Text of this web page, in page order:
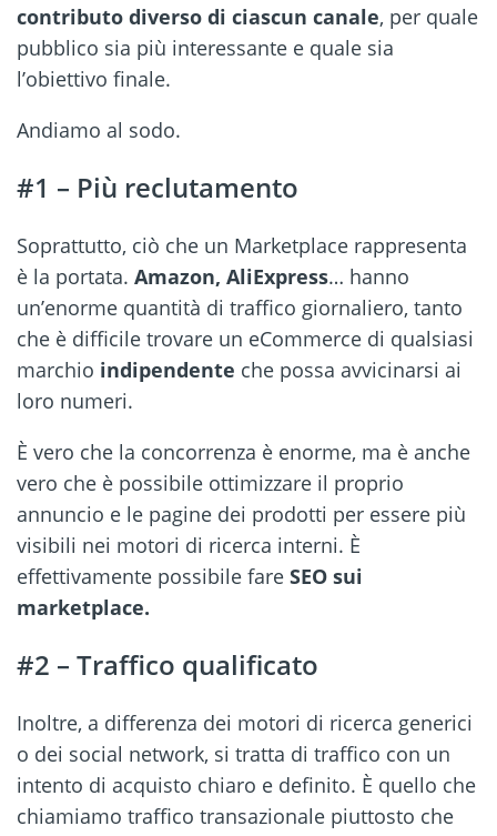
contributo diverso di ciascun canale, per quale
pubblico sia più interessante e quale sia
l’obiettivo finale.
Andiamo al sodo.
#1 – Più reclutamento
Soprattutto, ciò che un Marketplace rappresenta
è la portata. Amazon, AliExpress… hanno
un’enorme quantità di traffico giornaliero, tanto
che è difficile trovare un eCommerce di qualsiasi
marchio indipendente che possa avvicinarsi ai
loro numeri.
È vero che la concorrenza è enorme, ma è anche
vero che è possibile ottimizzare il proprio
annuncio e le pagine dei prodotti per essere più
visibili nei motori di ricerca interni. È
effettivamente possibile fare SEO sui
marketplace.
#2 – Traffico qualificato
Inoltre, a differenza dei motori di ricerca generici
o dei social network, si tratta di traffico con un
intento di acquisto chiaro e definito. È quello che
chiamiamo traffico transazionale piuttosto che